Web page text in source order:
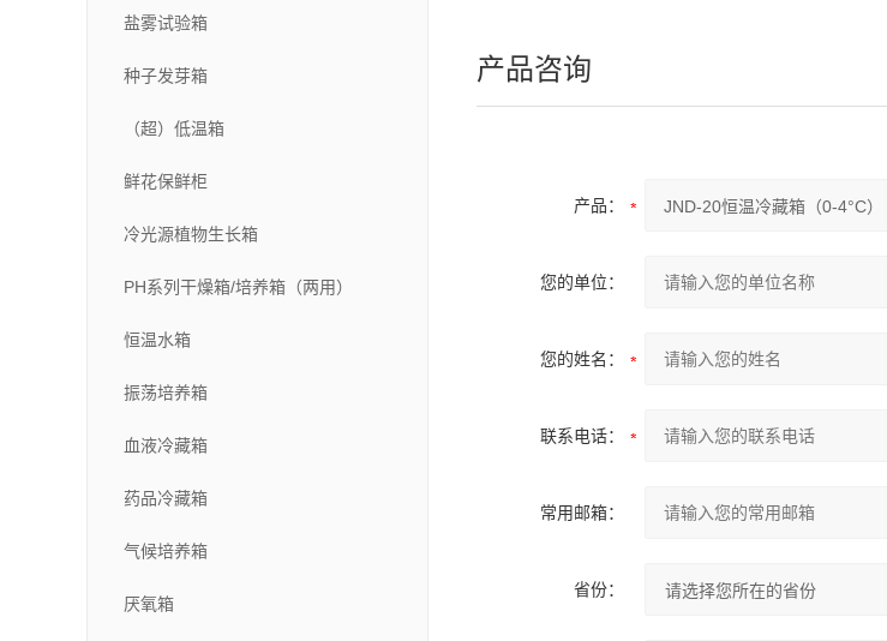
盐雾试验箱
种子发芽箱
（超）低温箱
鲜花保鲜柜
冷光源植物生长箱
PH系列干燥箱/培养箱（两用）
恒温水箱
振荡培养箱
血液冷藏箱
药品冷藏箱
气候培养箱
厌氧箱
产品咨询
产品：
您的单位：
您的姓名：
联系电话：
常用邮箱：
省份：